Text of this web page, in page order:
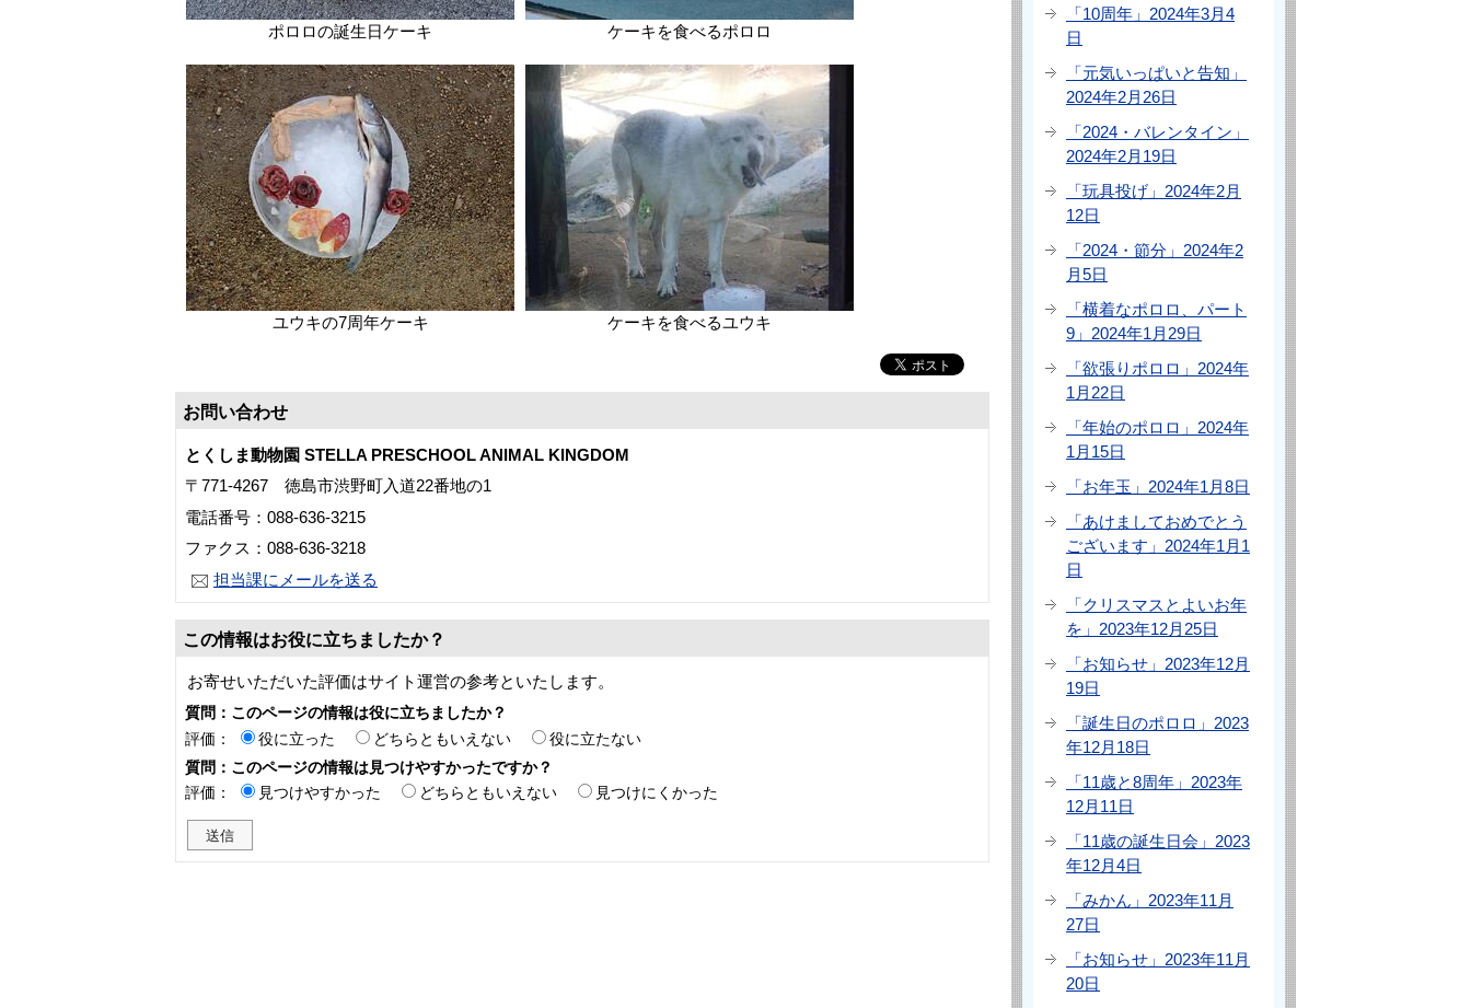
ポロロの誕生日ケーキ ケーキを食べるポロロ
ユウキの7周年ケーキ ケーキを食べるユウキ
お問い合わせ
とくしま動物園 STELLA PRESCHOOL ANIMAL KINGDOM
〒771-4267 徳島市渋野町入道22番地の1
電話番号：088-636-3215
ファクス：088-636-3218
担当課にメールを送る
この情報はお役に立ちましたか？
お寄せいただいた評価はサイト運営の参考といたします。
質問：このページの情報は役に立ちましたか？
評価：
役に立った どちらともいえない
役に立たない
質問：このページの情報は見つけやすかったですか？
評価：
見つけやすかった どちらともいえない 見つけにくかった
「10周年」2024年3月4
日
「元気いっぱいと告知」
2024年2月26日
「2024・バレンタイン」
2024年2月19日
「玩具投げ」2024年2月
12日
「2024・節分」2024年2
月5日
「横着なポロロ、パート
9」2024年1月29日
「欲張りポロロ」2024年
1月22日
「年始のポロロ」2024年
1月15日
「お年玉」2024年1月8日
「あけましておめでとう
ございます」2024年1月1
日
「クリスマスとよいお年
を」2023年12月25日
「お知らせ」2023年12月
19日
「誕生日のポロロ」2023
年12月18日
「11歳と8周年」2023年
12月11日
「11歳の誕生日会」2023
年12月4日
「みかん」2023年11月
27日
「お知らせ」2023年11月
20日